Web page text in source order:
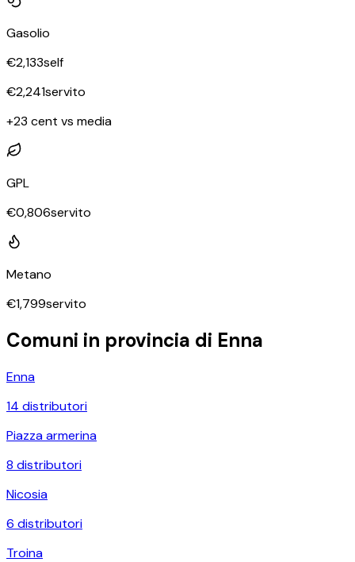
Gasolio
€2,133self
€2,241servito
+23 cent vs media
GPL
€0,806servito
Metano
€1,799servito
Comuni in provincia di Enna
Enna
14 distributori
Piazza armerina
8 distributori
Nicosia
6 distributori
Troina